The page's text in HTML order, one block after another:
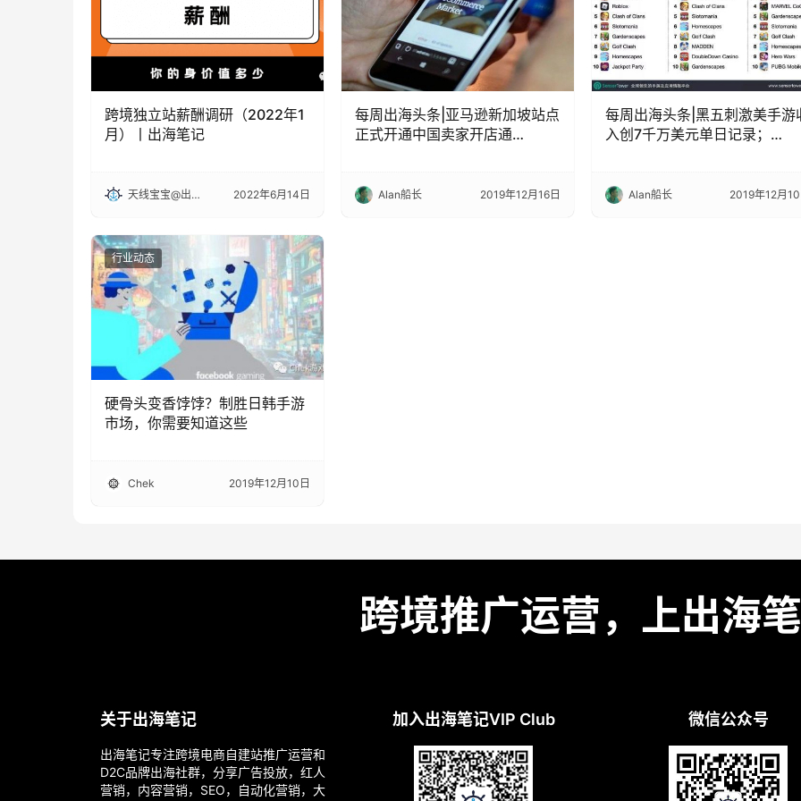
跨境独立站薪酬调研（2022年1
月）丨出海笔记
天线宝宝@出海笔记 2022年6月14日
每周出海头条|亚马逊新加坡站点
正式开通中国卖家开店通
Alan船长 2019年12月16日
每周出海头条|黑五刺激美手游
入创7千万美元单日记录；
Alan船长 2019年12月10
行业动态
硬骨头变香饽饽？制胜日韩手游
市场，你需要知道这些
Chek 2019年12月10日
跨境推广运营，上出海
关于出海笔记
出海笔记专注跨境电商自建站推广运营和
D2C品牌出海社群，分享广告投放，红人
营销，内容营销，SEO，自动化营销，大
加入出海笔记VIP Club 微信公众号